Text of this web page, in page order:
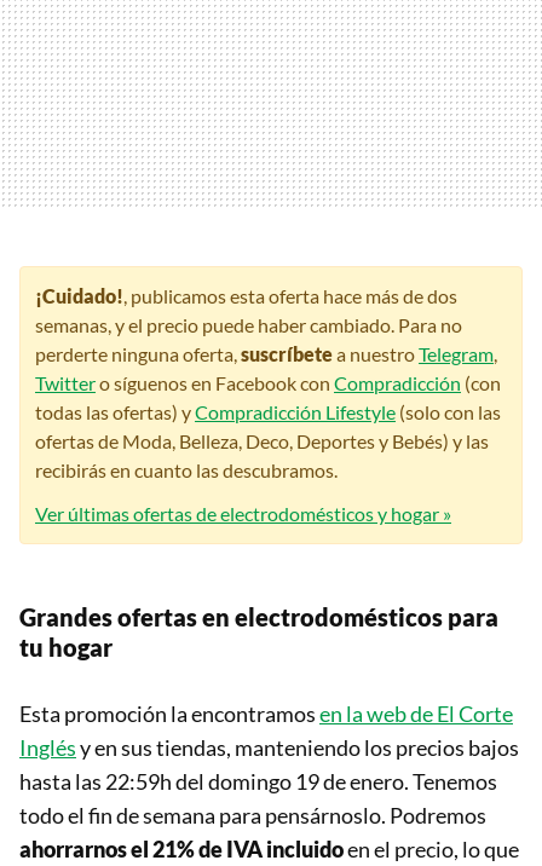
¡Cuidado!, publicamos esta oferta hace más de dos
semanas, y el precio puede haber cambiado. Para no
perderte ninguna oferta,suscríbetea nuestroTelegram,
Twittero síguenos en Facebook con Compradicción (con
todas las ofertas) yCompradicción Lifestyle (solo con las
ofertas de Moda, Belleza, Deco, Deportes y Bebés) y las
recibirás en cuanto las descubramos.
Ver últimas ofertas de electrodomésticos y hogar »
Grandes ofertas en electrodomésticos para
tu hogar
Esta promoción la encontramosen la web de El Corte
Inglésy en sus tiendas, manteniendo los precios bajos
hasta las 22:59h del domingo 19 de enero. Tenemos
todo el fin de semana para pensárnoslo. Podremos
ahorrarnos el 21% de IVA incluidoen el precio, lo que